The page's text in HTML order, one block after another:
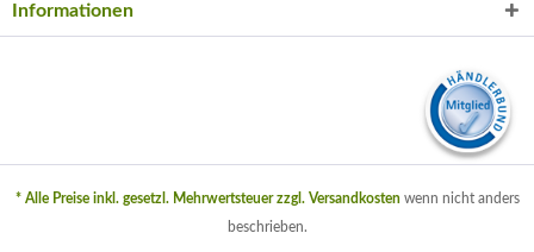
Informationen
* Alle Preise inkl. gesetzl. Mehrwertsteuer zzgl. Versandkostenwenn nicht anders
beschrieben.